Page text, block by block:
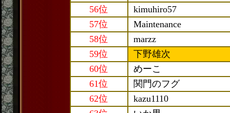
56位
kimuhiro57
57位
Maintenance
58位
marzz
59位
下野雄次
60位
めーこ
61位
関門のフグ
62位
kazu1110